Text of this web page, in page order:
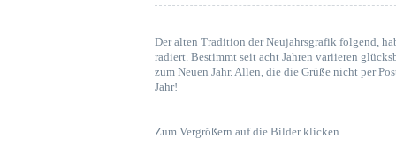
Der alten Tradition der Neujahrsgrafik folgend,
radiert. Bestimmt seit acht Jahren variieren
zum Neuen Jahr. Allen, die die Grüße nicht per
Jahr!
Zum Vergrößern auf die Bilder klicken